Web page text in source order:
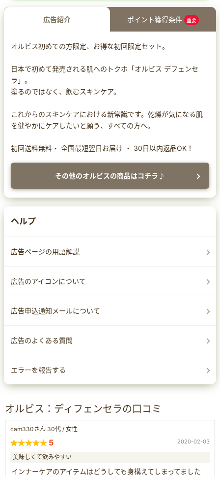
広告紹介 ポイント獲得条件 重要
オルビス初めての方限定、お得な初回限定セット。
日本で初めて発売される肌へのトクホ「オルビス デフェンセ
ラ」。
塗るのではなく、飲むスキンケア。
これからのスキンケアにおける新常識です。乾燥が気になる肌
を健やかにケアしたいと願う、すべての方へ。
初回送料無料・ 全国最短翌日お届け ・ 30日以内返品OK！
その他のオルビスの商品はコチラ♪
ヘルプ
広告ページの用語解説
広告のアイコンについて
広告申込通知メールについて
広告のよくある質問
エラーを報告する
オルビス：ディフェンセラの口コミ
cam330さん 30代 / 女性
5 2020-02-03
美味しくて飲みやすい
インナーケアのアイテムはどうしても身構えてしまってました